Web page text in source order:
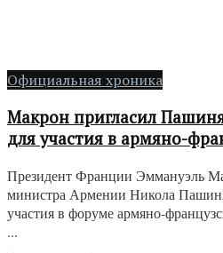
Официальная хроника
Макрон пригласил
для участия в армяно-
Президент Франции Эммануэль
министра Армении Никола
участия в форуме армяно-
...